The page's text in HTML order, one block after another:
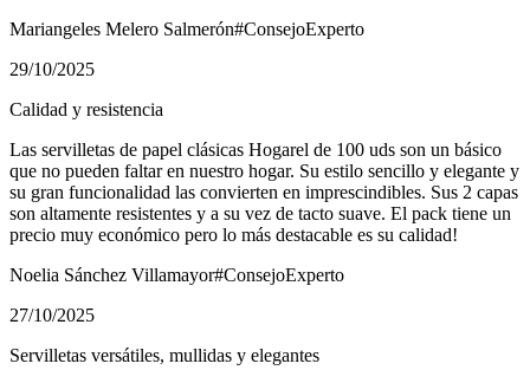
Mariangeles Melero Salmerón#ConsejoExperto
29/10/2025
Calidad y resistencia
Las servilletas de papel clásicas Hogarel de 100 uds son un básico
que no pueden faltar en nuestro hogar. Su estilo sencillo y elegante y
su gran funcionalidad las convierten en imprescindibles. Sus 2 capas
son altamente resistentes y a su vez de tacto suave. El pack tiene un
precio muy económico pero lo más destacable es su calidad!
Noelia Sánchez Villamayor#ConsejoExperto
27/10/2025
Servilletas versátiles, mullidas y elegantes